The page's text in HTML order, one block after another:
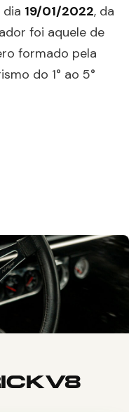
dia 19/01/2022, da
foi aquele de
formado pela
do 1° ao 5°
V8